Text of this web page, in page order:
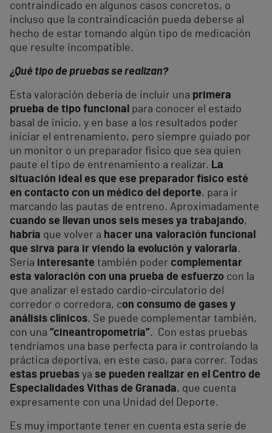
contraindicado en algunos casos concretos, o
incluso que la contraindicación pueda deberse al
hecho de estar tomando algún tipo de medicación
que resulte incompatible.
¿Qué tipo de pruebas se realizan?
Esta valoración debería de incluir una primera
prueba de tipo funcional para conocer el estado
basal de inicio, y en base a los resultados poder
iniciar el entrenamiento, pero siempre guiado por
un monitor o un preparador físico que sea quien
paute el tipo de entrenamiento a realizar. La
situación ideal es que ese preparador físico esté
en contacto con un médico del deporte, para ir
marcando las pautas de entreno. Aproximadamente
cuando se llevan unos seis meses ya trabajando,
habría que volver a hacer una valoración funcional
que sirva para ir viendo la evolución y valorarla.
Sería
interesante también poder complementar
esta valoración con una prueba de esfuerzo con la
que analizar el estado cardio-circulatorio del
corredor o corredora, con consumo de gases y
análisis clínicos. Se puede complementar también,
con una “cineantropometría”. Con estas pruebas
tendríamos una base perfecta para ir controlando la
práctica deportiva, en este caso, para correr. Todas
estas pruebas ya se pueden realizar en el Centro de
Especialidades Vithas de Granada, que cuenta
expresamente con una Unidad del Deporte.
Es muy importante tener en cuenta esta serie de